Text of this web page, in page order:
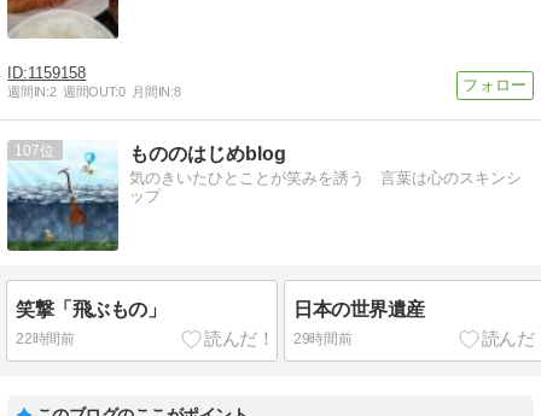
1159158
週間IN:2 週間OUT:0 月間IN:8
107 もののはじめblog
気のきいたひとことが笑みを誘う 言葉は心のスキンシ
ップ
笑撃「飛ぶもの」
22時間前
日本の世界遺産
29時間前